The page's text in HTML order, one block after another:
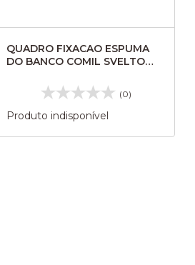
QUADRO FIXACAO ESPUMA
DO BANCO COMIL SVELTO
(0)
Produto indisponível